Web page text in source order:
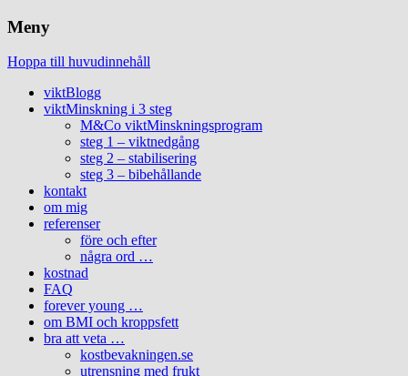
Meny
Hoppa till huvudinnehåll
viktBlogg
viktMinskning i 3 steg
M&Co viktMinskningsprogram
steg 1 – viktnedgång
steg 2 – stabilisering
steg 3 – bibehållande
kontakt
om mig
referenser
före och efter
några ord …
kostnad
FAQ
forever young …
om BMI och kroppsfett
bra att veta …
kostbevakningen.se
utrensning med frukt